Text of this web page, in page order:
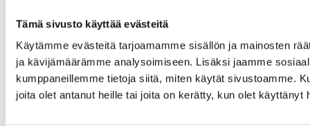
Tämä sivusto käyttää evästeitä
Käytämme evästeitä tarjoamamme sisällön ja mainosten
ja kävijämäärämme analysoimiseen. Lisäksi jaamme
kumppaneillemme tietoja siitä, miten käytät sivustoamme.
joita olet antanut heille tai joita on kerätty, kun olet käyttänyt